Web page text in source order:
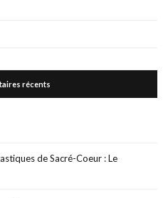
récents
de Sacré-Coeur : Le